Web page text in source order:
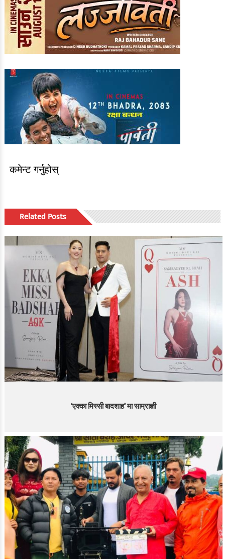
कमेन्ट गर्नुहोस्
Related Posts
‘एक्का मिस्सी बादशाह’ मा साम्राज्ञी